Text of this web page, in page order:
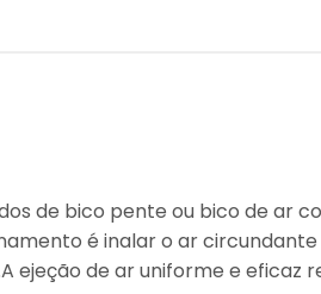
de bico pente ou bico de ar
é inalar o ar
ejeção de ar uniforme e eficaz